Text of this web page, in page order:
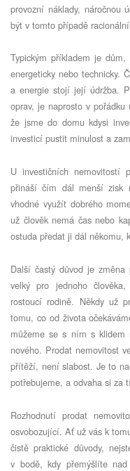
provozní náklady, náročnou
být v tomto případě
Typickým příkladem je
energeticky nebo technicky.
a energie stojí její údržba.
oprav, je naprosto v
že jsme do domu kdysi
investicí pustit minulost a
U investičních nemovitostí
přináší čím dál menší zisk
vhodné využít dobrého
už člověk nemá čas nebo
ostuda předat ji dál někomu,
Další častý důvod je změna
velký pro jednoho
rostoucí rodině. Někdy už
tomu, co od života
můžeme se s ním s klidem
nového. Prodat nemovitost
přítěží, není slabost. Je to
potřebujeme, a odvaha si za
Rozhodnutí prodat
osvobozující. Ať už vás k
čistě praktické důvody,
v bodě, kdy přemýšlíte